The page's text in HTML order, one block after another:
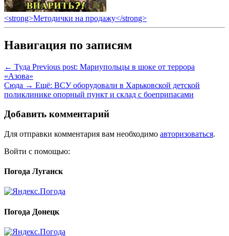
<strong>Методички на продажу</strong>
Навигация по записям
← Туда Previous post: Мариупольцы в шоке от террора
«Азова»
Сюда → Ещё: ВСУ оборудовали в Харьковской детской
поликлинике опорный пункт и склад с боеприпасами
Добавить комментарий
Для отправки комментария вам необходимо авторизоваться.
Войти с помощью:
Погода Луганск
Погода Донецк